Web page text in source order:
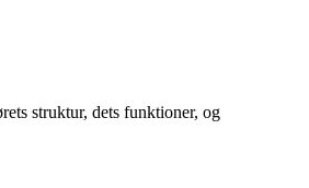
struktur, dets funktioner, og